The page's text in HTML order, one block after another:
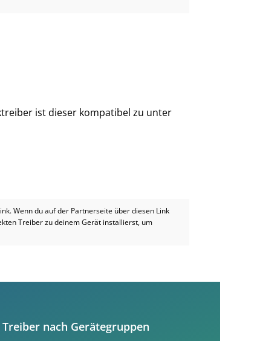
ist dieser kompatibel zu unter
Wenn du auf der Partnerseite über diesen Link
Treiber zu deinem Gerät installierst, um
Treiber nach Gerätegruppen